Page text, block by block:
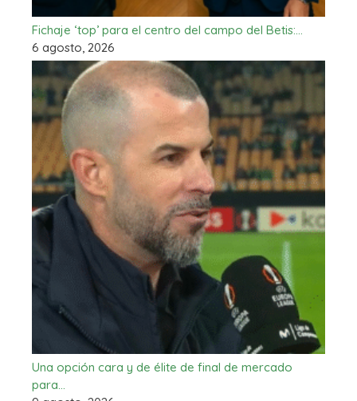
Fichaje ‘top’ para el centro del campo del Betis:…
6 agosto, 2026
Una opción cara y de élite de final de mercado
para…